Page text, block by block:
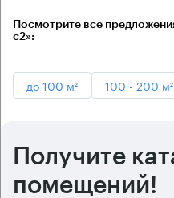
Посмотрите все
с2»:
до 100 м² 100 - 200 м²
Получите
помещений!